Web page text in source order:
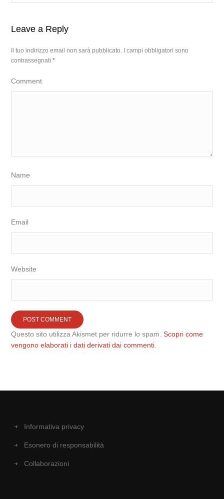
Leave a Reply
Il tuo indirizzo email non sarà pubblicato.
I campi obbligatori sono
contrassegnati*
Comment
Name
Email
Website
Questo sito utilizza Akismet per ridurre lo spam.Scopri come
vengono elaborati i dati derivati dai commenti
Informativa privacy
Esonero di responsabilità
Collaborazioni